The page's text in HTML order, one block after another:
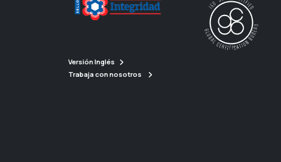
Versión Inglés
Trabaja con nosotros